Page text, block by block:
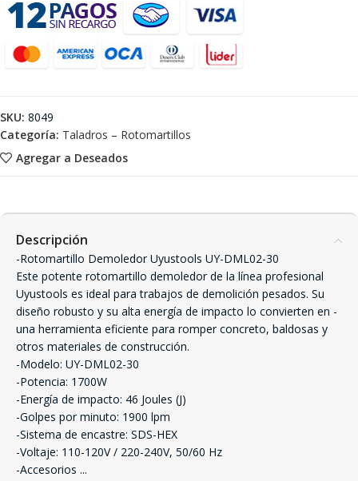
Agregar a Deseados
SKU: 8049
Categoría: Taladros – Rotomartillos
Descripción
-Rotomartillo Demoledor Uyustools UY-DML02-30
Este potente rotomartillo demoledor de la línea profesional
Uyustools es ideal para trabajos de demolición pesados. Su
diseño robusto y su alta energía de impacto lo convierten en -
una herramienta eficiente para romper concreto, baldosas y
otros materiales de construcción.
-Modelo: UY-DML02-30
-Potencia: 1700W
-Energía de impacto: 46 Joules (J)
-Golpes por minuto: 1900 lpm
-Sistema de encastre: SDS-HEX
-Voltaje: 110-120V / 220-240V, 50/60 Hz
-Accesorios ...